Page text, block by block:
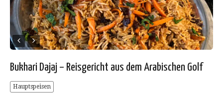
Bukhari Dajaj – Reisgericht aus dem Arabischen Golf
Hauptspeisen